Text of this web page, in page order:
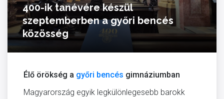
400-ik tanévére készül
szeptemberben a győri bencés
közösség
Élő örökség a győri bencés gimnáziumban
Magyarország egyik legkülönlegesebb barokk